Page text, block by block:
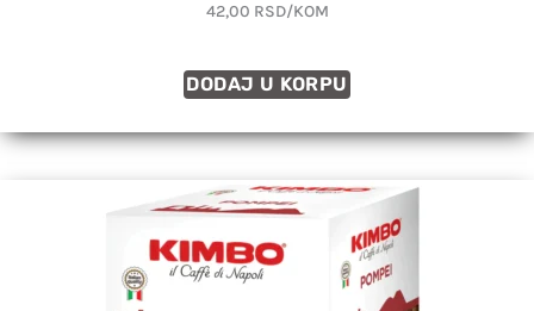
od 5
42,00 RSD/KOM
DODAJ U KORPU